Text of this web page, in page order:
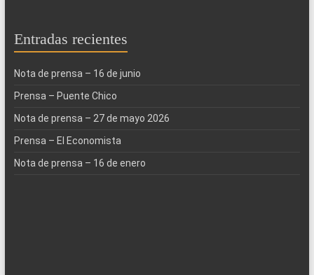
Entradas recientes
Nota de prensa – 16 de junio
Prensa – Puente Chico
Nota de prensa – 27 de mayo 2026
Prensa – El Economista
Nota de prensa – 16 de enero